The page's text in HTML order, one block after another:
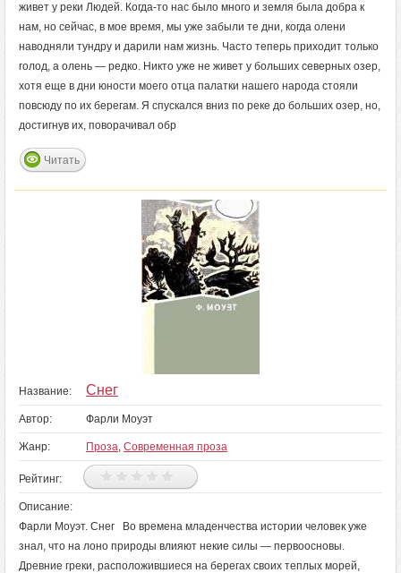
живет у реки Людей. Когда-то нас было много и земля была добра к
нам, но сейчас, в мое время, мы уже забыли те дни, когда олени
наводняли тундру и дарили нам жизнь. Часто теперь приходит только
голод, а олень — редко. Никто уже не живет у больших северных озер,
хотя еще в дни юности моего отца палатки нашего народа стояли
повсюду по их берегам. Я спускался вниз по реке до больших озер, но,
достигнув их, поворачивал обр
Читать
Название: Снег
Автор: Фарли Моуэт
Жанр: Проза, Современная проза
Рейтинг:
Описание:
Фарли Моуэт. Снег Во времена младенчества истории человек уже
знал, что на лоно природы влияют некие силы — первоосновы.
Древние греки, расположившиеся на берегах своих теплых морей,